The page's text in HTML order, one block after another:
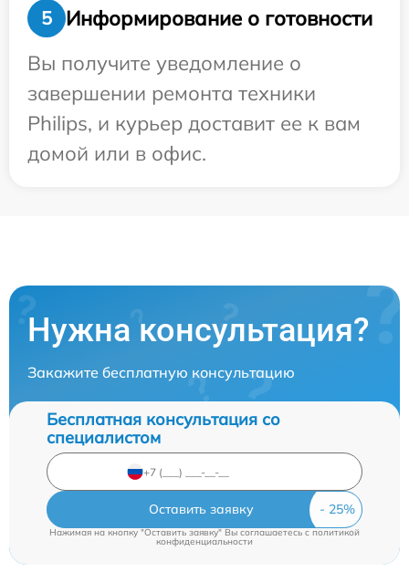
5
Информирование о готовности
Вы получите уведомление о
завершении ремонта техники
Philips, и курьер доставит ее к вам
домой или в офис.
Нужна консультация?
Закажите бесплатную консультацию
Бесплатная консультация со
специалистом
Оставить заявку
Нажимая на кнопку "Оставить заявку" Вы соглашаетесь c политикой
конфиденциальности